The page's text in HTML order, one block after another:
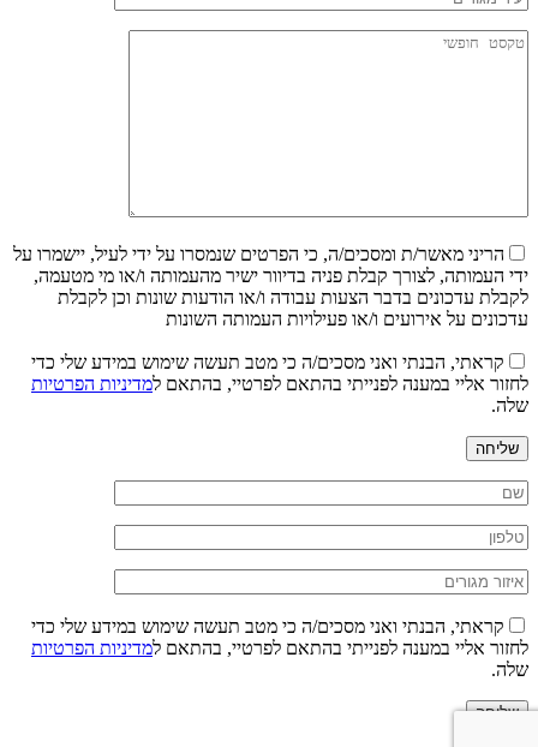
הריני מאשר/ת ומסכים/ה, כי הפרטים שנמסרו על ידי לעיל, יישמרו על
ידי העמותה, לצורך קבלת פניה בדיוור ישיר מהעמותה ו/או מי מטעמה,
לקבלת עדכונים בדבר הצעות עבודה ו/או הודעות שונות וכן לקבלת
עדכונים על אירועים ו/או פעילויות העמותה השונות
קראתי, הבנתי ואני מסכים/ה כי מטב תעשה שימוש במידע שלי כדי
לחזור אליי במענה לפנייתי בהתאם לפרטיי, בהתאם למדיניות הפרטיות
שלה.
שליחה
קראתי, הבנתי ואני מסכים/ה כי מטב תעשה שימוש במידע שלי כדי
לחזור אליי במענה לפנייתי בהתאם לפרטיי, בהתאם למדיניות הפרטיות
שלה.
שליחה